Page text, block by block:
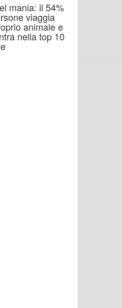
mania: il 54%
viaggia
animale e
nella top 10